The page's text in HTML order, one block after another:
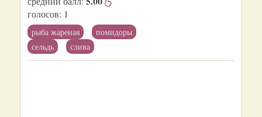
голосов: 1
рыба жареная
помидоры
сельдь
слива